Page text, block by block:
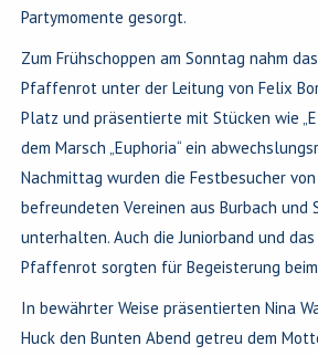
Partymomente gesorgt.
Zum Frühschoppen am Sonntag nahm
Pfaffenrot unter der Leitung von Felix
Platz und präsentierte mit Stücken wie
dem Marsch „Euphoria“ ein
Nachmittag wurden die Festbesucher
befreundeten Vereinen aus Burbach und
unterhalten. Auch die Juniorband und
Pfaffenrot sorgten für Begeisterung beim
In bewährter Weise präsentierten Nina
Huck den Bunten Abend getreu dem